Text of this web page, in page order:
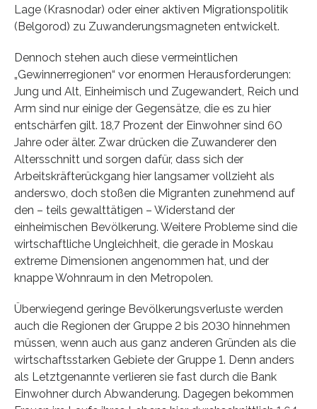
Lage (Krasnodar) oder einer aktiven Migrationspolitik
(Belgorod) zu Zuwanderungsmagneten entwickelt.
Dennoch stehen auch diese vermeintlichen
„Gewinnerregionen“ vor enormen Herausforderungen:
Jung und Alt, Einheimisch und Zugewandert, Reich und
Arm sind nur einige der Gegensätze, die es zu hier
entschärfen gilt. 18,7 Prozent der Einwohner sind 60
Jahre oder älter. Zwar drücken die Zuwanderer den
Altersschnitt und sorgen dafür, dass sich der
Arbeitskräfterückgang hier langsamer vollzieht als
anderswo, doch stoßen die Migranten zunehmend auf
den – teils gewalttätigen – Widerstand der
einheimischen Bevölkerung. Weitere Probleme sind die
wirtschaftliche Ungleichheit, die gerade in Moskau
extreme Dimensionen angenommen hat, und der
knappe Wohnraum in den Metropolen.
Überwiegend geringe Bevölkerungsverluste werden
auch die Regionen der Gruppe 2 bis 2030 hinnehmen
müssen, wenn auch aus ganz anderen Gründen als die
wirtschaftsstarken Gebiete der Gruppe 1. Denn anders
als Letztgenannte verlieren sie fast durch die Bank
Einwohner durch Abwanderung. Dagegen bekommen